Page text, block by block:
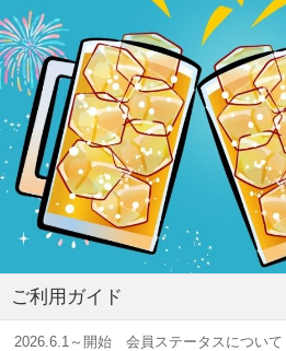
ご利用ガイド
2026.6.1～開始 会員ステータスについて